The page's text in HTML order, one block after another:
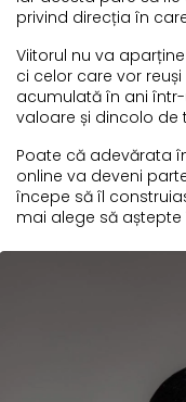
privind direcția în
Viitorul nu va
ci celor care vor
acumulată în ani
valoare și dincolo de
Poate că adevărata
online va deveni
începe să îl
mai alege să aștepte